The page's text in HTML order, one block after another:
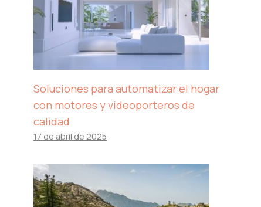
Soluciones para automatizar el hogar
con motores y videoporteros de
calidad
17 de abril de 2025